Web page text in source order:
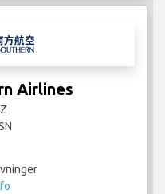
Airlines